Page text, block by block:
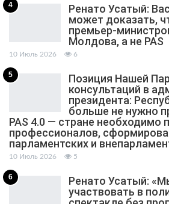
4
Ренато Усатый:
может доказать,
премьер-
Молдова, а не PAS
10 Июль 2026 6
5
Позиция Нашей
консультаций в
президента:
больше не нужно
PAS 4.0 — стране необходимо
профессионалов,
парламентских и
10 Июль 2026 5
6
Ренато Усатый:
участвовать в